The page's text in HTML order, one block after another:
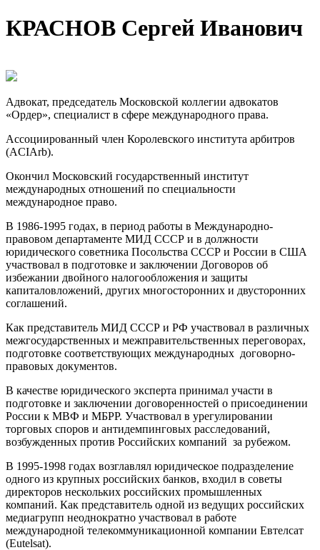
КРАСНОВ Сергей Иванович
Адвокат, председатель Московской коллегии адвокатов
«Ордер», специалист в сфере международного права.
Ассоциированный член Королевского института арбитров
(ACIArb).
Окончил Московский государственный институт
международных отношений по специальности
международное право.
В 1986-1995 годах, в период работы в Международно-
правовом департаменте МИД СССР и в должности
юридического советника Посольства СССР и России в США
участвовал в подготовке и заключении Договоров об
избежании двойного налогообложения и защиты
капиталовложений, других многосторонних и двусторонних
соглашений.
Как представитель МИД СССР и РФ участвовал в различных
межгосударственных и межправительственных переговорах,
подготовке соответствующих международных договорно-
правовых документов.
В качестве юридического эксперта принимал участи в
подготовке и заключении договоренностей о присоединении
России к МВФ и МБРР. Участвовал в урегулировании
торговых споров и антидемпинговых расследований,
возбужденных против Российских компаний за рубежом.
В 1995-1998 годах возглавлял юридическое подразделение
одного из крупных российских банков, входил в советы
директоров нескольких российских промышленных
компаний. Как представитель одной из ведущих российских
медиагрупп неоднократно участвовал в работе
международной телекоммуникационной компании Евтелсат
(Eutelsat).